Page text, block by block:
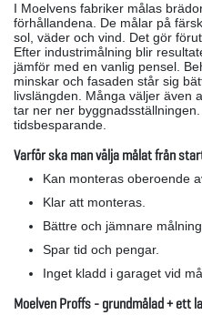
I Moelvens fabriker målas
förhållandena. De målar på
sol, väder och vind. Det gör
Efter industrimålning blir
jämför med en vanlig pensel.
minskar och fasaden står sig
livslängden. Många väljer även
tar ner ner
tidsbesparande.
Varför ska man välja målat från
Kan monteras oberoende
Klar att monteras.
Bättre och jämnare
Spar tid och pengar.
Inget kladd i garaget vid
Moelven Proffs - grundmålad + ett